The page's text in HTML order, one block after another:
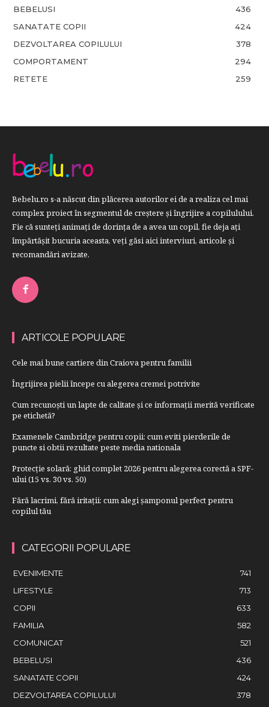
BEBELUSI
436
SANATATE COPII
424
DEZVOLTAREA COPILULUI
378
COMPORTAMENT
294
RETETE
259
Bebelu.ro s-a născut din plăcerea autorilor ei de a realiza cel mai
complex proiect în segmentul de creştere şi îngrijire a copilulului.
Fie că sunteţi animaţi de dorinţa de a avea un copil, fie deja aţi
împărtăşit bucuria aceasta, veți găsi aici interviuri, articole şi
recomandări avizate.
ARTICOLE POPULARE
Cele mai bune cartiere din Craiova pentru familii
Îngrijirea pielii începe cu alegerea cremei potrivite
Cum recunoști un lapte de calitate și ce informații merită verificate
pe etichetă?
Examenele Cambridge pentru copii: cum eviti pierderile de
puncte si obtii rezultate peste media nationala
Protecție solară: ghid complet 2026 pentru alegerea corectă a SPF-
ului (15 vs. 30 vs. 50)
Fără lacrimi, fără iritații: cum alegi șamponul perfect pentru
copilul tău
CATEGORII POPULARE
EVENIMENTE
741
LIFESTYLE
713
COPII
633
FAMILIA
582
COMUNICAT
521
BEBELUSI
436
SANATATE COPII
424
DEZVOLTAREA COPILULUI
378